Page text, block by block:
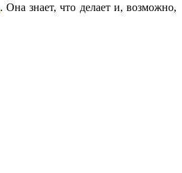
. Она знает, что делает и, возможно,